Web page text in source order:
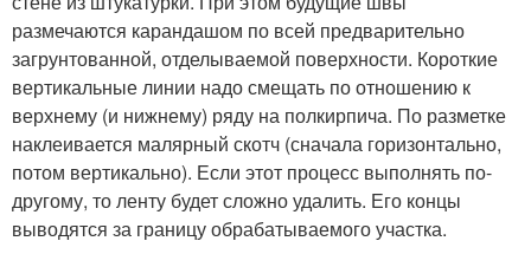
размечаются карандашом по всей предварительно
загрунтованной, отделываемой поверхности. Короткие
вертикальные линии надо смещать по отношению к
верхнему (и нижнему) ряду на полкирпича. По разметке
наклеивается малярный скотч (сначала горизонтально,
потом вертикально). Если этот процесс выполнять по-
другому, то ленту будет сложно удалить. Его концы
выводятся за границу обрабатываемого участка.